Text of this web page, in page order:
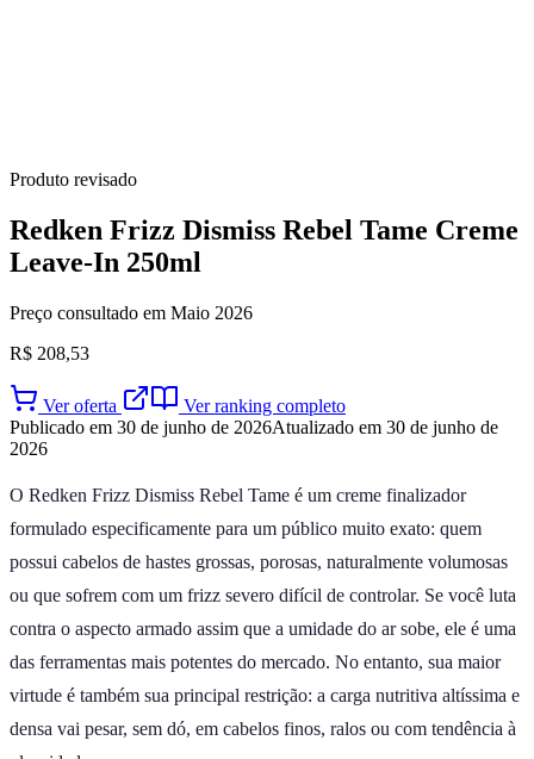
Produto revisado
Redken Frizz Dismiss Rebel Tame Creme
Leave-In 250ml
Preço consultado em Maio 2026
R$ 208,53
Ver oferta
Ver ranking completo
Publicado em 30 de junho de 2026Atualizado em 30 de junho de
2026
O Redken Frizz Dismiss Rebel Tame é um creme finalizador
formulado especificamente para um público muito exato: quem
possui cabelos de hastes grossas, porosas, naturalmente volumosas
ou que sofrem com um frizz severo difícil de controlar. Se você luta
contra o aspecto armado assim que a umidade do ar sobe, ele é uma
das ferramentas mais potentes do mercado. No entanto, sua maior
virtude é também sua principal restrição: a carga nutritiva altíssima e
densa vai pesar, sem dó, em cabelos finos, ralos ou com tendência à